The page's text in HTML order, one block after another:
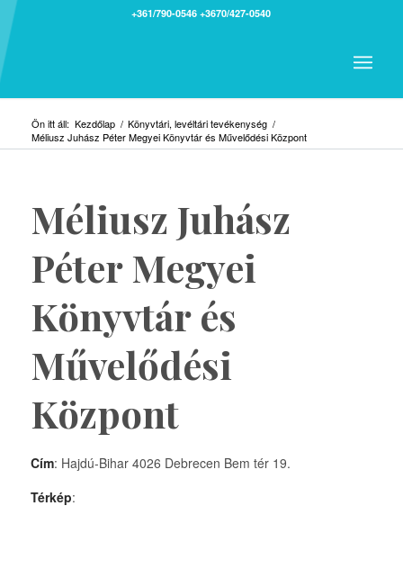
+361/790-0546 +3670/427-0540
Ön itt áll: Kezdőlap / Könyvtári, levéltári tevékenység /
Méliusz Juhász Péter Megyei Könyvtár és Művelődési Központ
Méliusz Juhász
Péter Megyei
Könyvtár és
Művelődési
Központ
Cím: Hajdú-Bihar 4026 Debrecen Bem tér 19.
Térkép: